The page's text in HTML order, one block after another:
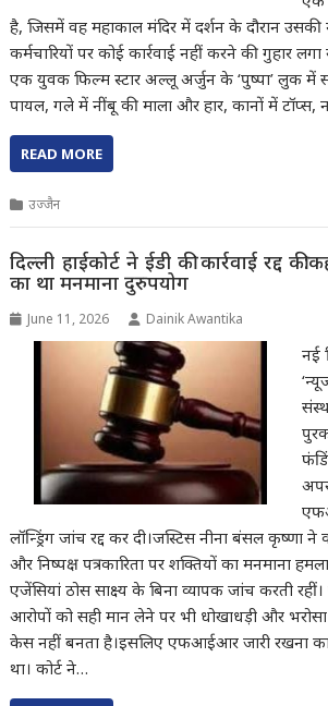
है, जिसमें वह महाकाल मंदिर में दर्शन के दौरान
कर्मचारियों पर कोई कार्रवाई नहीं करने की गुहार
एक युवक फिल्म स्टार अल्लू अर्जुन के ‘पुष्पा’ लुक में
पायल, गले में नींबू की माला और हार, कानों में
READ MORE
उज्जैन
दिल्ली हाईकोर्ट ने ईडी की कार्रवाई रद्द
का था मनमाना दुरुपयोग
June 11, 2026 Dainik Awantika
नई
लॉन्ड्रिंग जांच रद्द कर दी।जस्टिस नीना बंसल कृष्णा ने
और निष्पक्ष पत्रकारिता पर शक्तियों का मनमाना
एजेंसियां ठोस साक्ष्य के बिना व्यापक जांच करती
आरोपों को सही मान लेने पर भी धोखाधड़ी और
केस नहीं बनता है।इसलिए एफआईआर जारी रखना
था। कोर्ट ने…